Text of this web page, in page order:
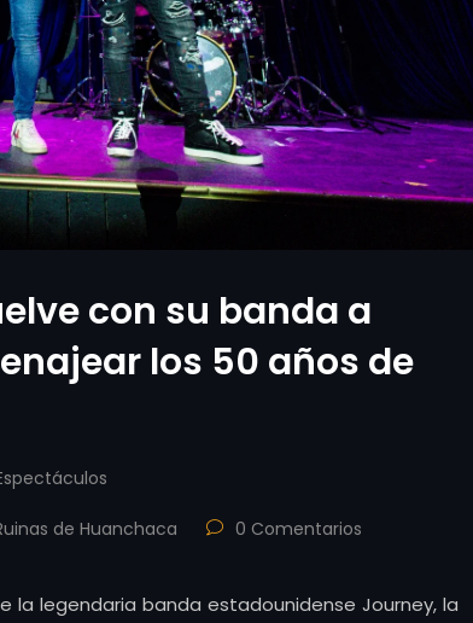
con su banda a
los 50 años de
de Huanchaca 0 Comentarios
legendaria banda estadounidense Journey, la